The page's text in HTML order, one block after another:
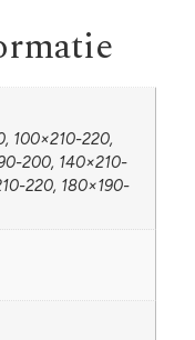
100×210-220,
200, 140×210-
220, 180×190-